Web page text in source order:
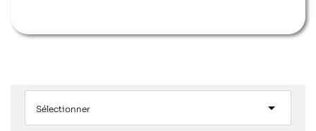
Sélectionner 